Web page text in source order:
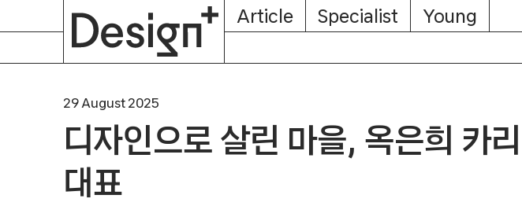
Article Specialist Young
29 August 2025
디자인으로 살린 마을, 옥은희 카
대표
About
Subscription
Magazine